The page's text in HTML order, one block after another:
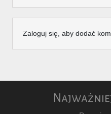
Zaloguj się, aby dodać